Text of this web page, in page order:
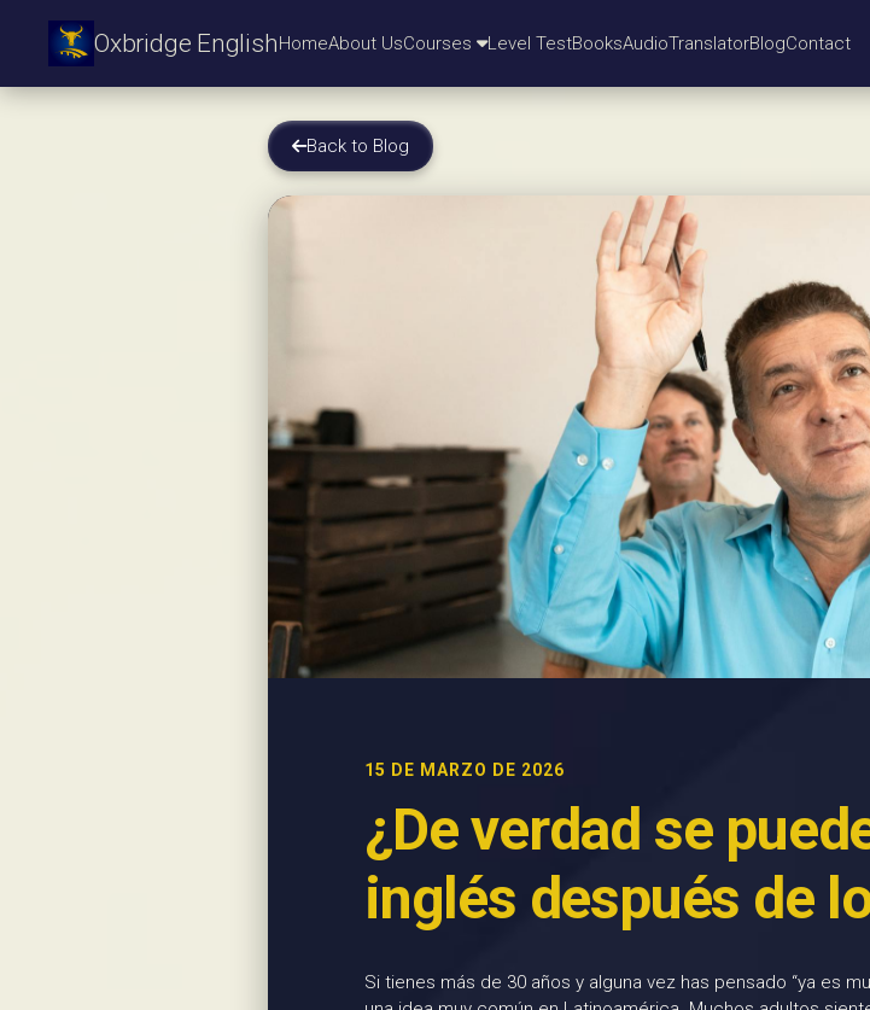
Oxbridge EnglishHomeAbout UsCourses Level TestBooksAudioTranslatorBlogContact
Back to Blog
15 DE MARZO DE 2026
¿De verdad se
inglés después de
Si tienes más de 30 años y alguna vez has pensado “ya es